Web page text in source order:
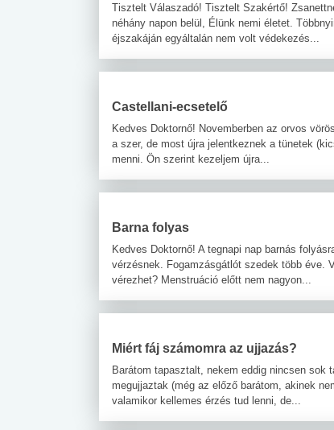
Tisztelt Válaszadó! Tisztelt Szakértő!
néhány napon belül, Élünk nemi életet.
éjszakáján egyáltalán nem volt védekezés...
Castellani-ecsetelő
Kedves Doktornő! Novemberben az orvos
a szer, de most újra jelentkeznek a tünetek
menni. Ön szerint kezeljem újra...
Barna folyas
Kedves Doktornő! A tegnapi nap barnás
vérzésnek. Fogamzásgátlót szedek több éve.
vérezhet? Menstruáció előtt nem nagyon...
Miért fáj számomra az ujjazás?
Barátom tapasztalt, nekem eddig nincsen
megujjaztak (még az előző barátom, akinek
valamikor kellemes érzés tud lenni, de...